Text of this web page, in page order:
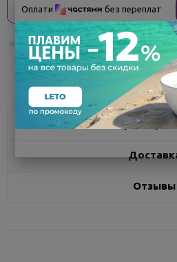
Оплати без переплат
Поделиться
Отзывы